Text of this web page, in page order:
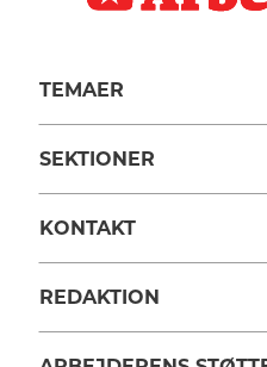
TEMAER
SEKTIONER
KONTAKT
REDAKTION